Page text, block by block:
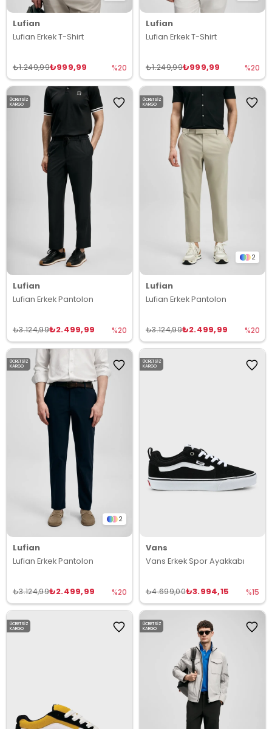
Lufian
Lufian Erkek T-Shirt
₺999,99
₺1.249,99 %20
Lufian
Lufian Erkek T-Shirt
₺999,99
₺1.249,99 %20
Lufian
Lufian Erkek Pantolon
₺2.499,99
₺3.124,99 %20
ÜCRETSIZ
KARGO
2
Lufian
Lufian Erkek Pantolon
₺2.499,99
₺3.124,99 %20
ÜCRETSIZ
KARGO
2
Lufian
Lufian Erkek Pantolon
₺2.499,99
₺3.124,99 %20
ÜCRETSIZ
KARGO
Vans
Vans Erkek Spor Ayakkabı
₺3.994,15
₺4.699,00 %15
ÜCRETSIZ
KARGO
ÜCRETSIZ
KARGO
ÜCRETSIZ
KARGO